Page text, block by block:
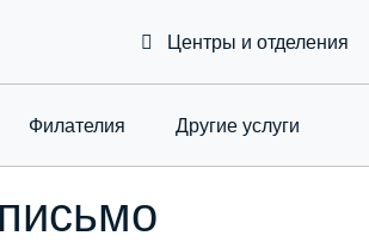
Филателия
Toggle Dropdown
Другие услуги
Центры и отделения